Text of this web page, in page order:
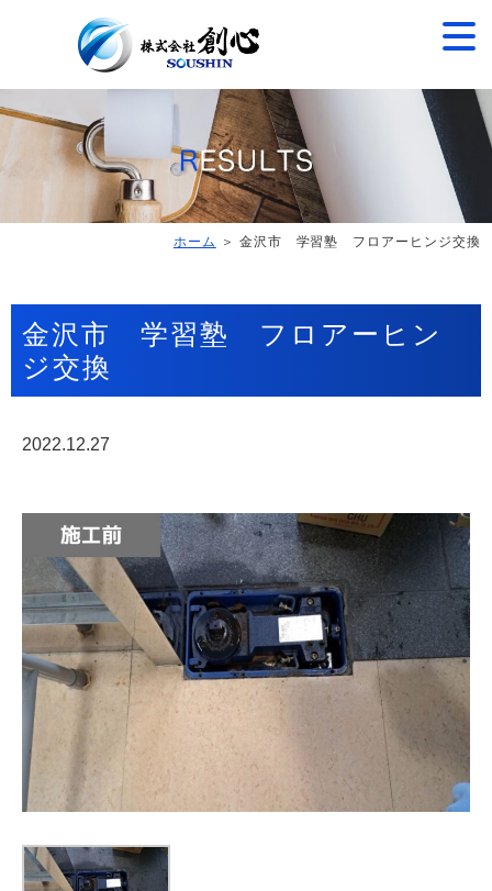
ホーム ＞ 金沢市 学習塾 フロアーヒンジ交換
金沢市 学習塾 フロアーヒン
ジ交換
2022.12.27